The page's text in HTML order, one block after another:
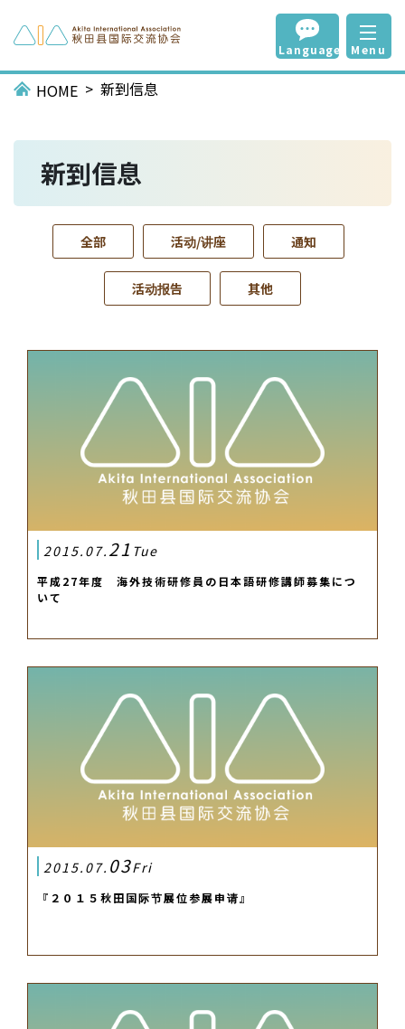
Language Menu
HOME 新到信息
新到信息
全部 活动/讲座 通知
活动报告 其他
2015.07. 21 Tue
平成27年度 海外技術研修員の日本語研修講師募集につ
いて
2015.07. 03Fri
『２０１５秋田国际节展位参展申请』